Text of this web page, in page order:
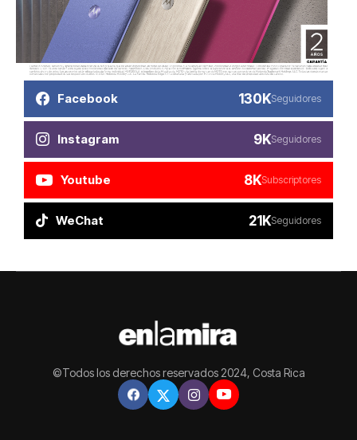
Facebook 130KSeguidores
Instagram 9KSeguidores
Youtube 8KSubscriptores
WeChat 21KSeguidores
©Todos los derechos reservados 2024, Costa Rica